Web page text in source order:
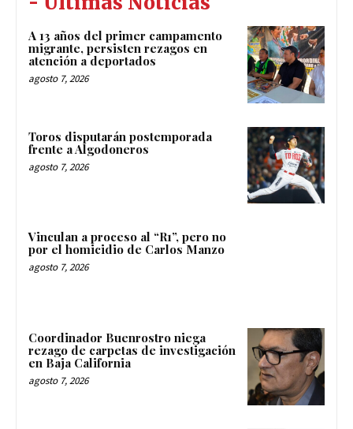
A 13 años del primer campamento
migrante, persisten rezagos en
atención a deportados
agosto 7, 2026
Toros disputarán postemporada
frente a Algodoneros
agosto 7, 2026
Vinculan a proceso al “R1”, pero no
por el homicidio de Carlos Manzo
agosto 7, 2026
Coordinador Buenrostro niega
rezago de carpetas de investigación
en Baja California
agosto 7, 2026